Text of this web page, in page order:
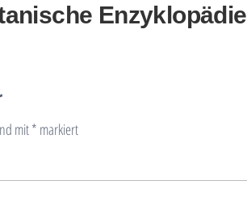
Enzyklopädie
mit* markiert